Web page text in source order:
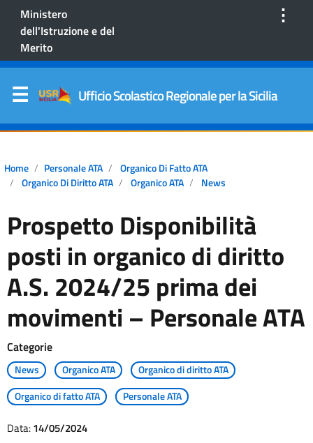
Ministero
dell'Istruzione e del
Merito
⋮
Ufficio Scolastico Regionale per la Sicilia
Home Personale ATA
Organico Di Fatto ATA
Organico Di Diritto ATA
Organico ATA News
Prospetto Disponibilità
posti in organico di diritto
A.S. 2024/25 prima dei
movimenti – Personale ATA
Categorie
News Organico ATA
Organico di diritto ATA
Organico di fatto ATA
Personale ATA
Data:14/05/2024